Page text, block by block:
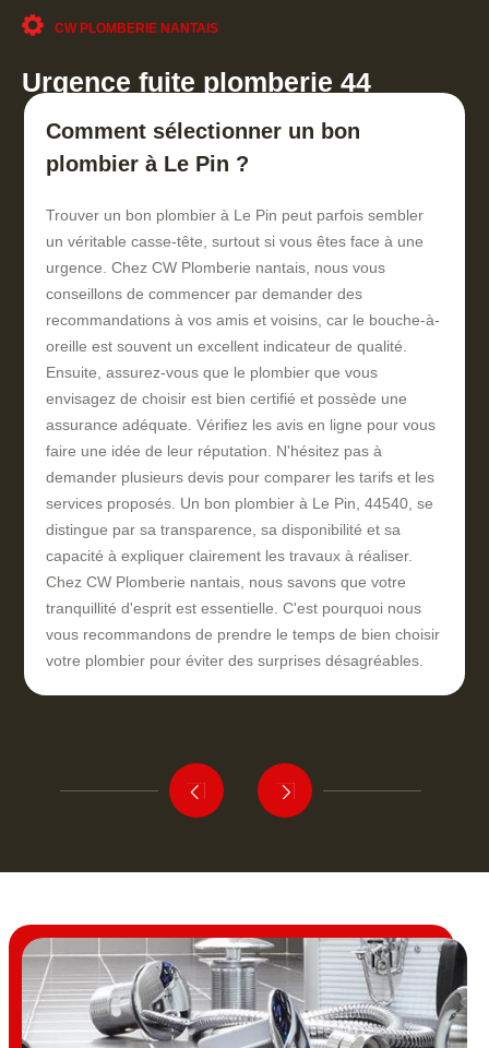
CW PLOMBERIE NANTAIS
Urgence fuite plomberie 44
Comment sélectionner un bon
plombier à Le Pin ?
Trouver un bon plombier à Le Pin peut parfois sembler
un véritable casse-tête, surtout si vous êtes face à une
urgence. Chez CW Plomberie nantais, nous vous
conseillons de commencer par demander des
recommandations à vos amis et voisins, car le bouche-à-
oreille est souvent un excellent indicateur de qualité.
Ensuite, assurez-vous que le plombier que vous
envisagez de choisir est bien certifié et possède une
assurance adéquate. Vérifiez les avis en ligne pour vous
faire une idée de leur réputation. N'hésitez pas à
demander plusieurs devis pour comparer les tarifs et les
services proposés. Un bon plombier à Le Pin, 44540, se
distingue par sa transparence, sa disponibilité et sa
capacité à expliquer clairement les travaux à réaliser.
Chez CW Plomberie nantais, nous savons que votre
tranquillité d'esprit est essentielle. C'est pourquoi nous
vous recommandons de prendre le temps de bien choisir
votre plombier pour éviter des surprises désagréables.